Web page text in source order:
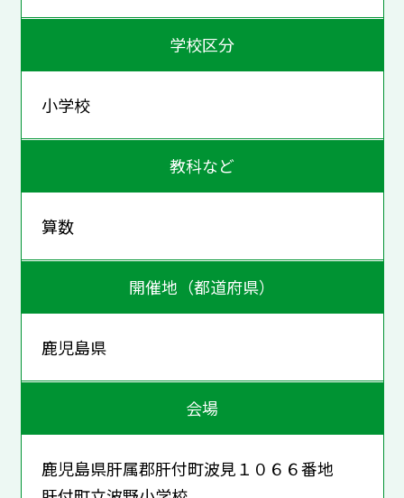
学校区分
小学校
教科など
算数
開催地（都道府県）
鹿児島県
会場
鹿児島県肝属郡肝付町波見１０６６番地